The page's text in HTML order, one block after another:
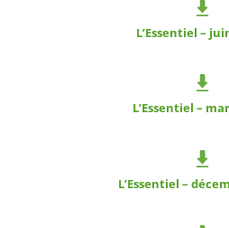
L’Essentiel –
L’Essentiel –
L’Essentiel –